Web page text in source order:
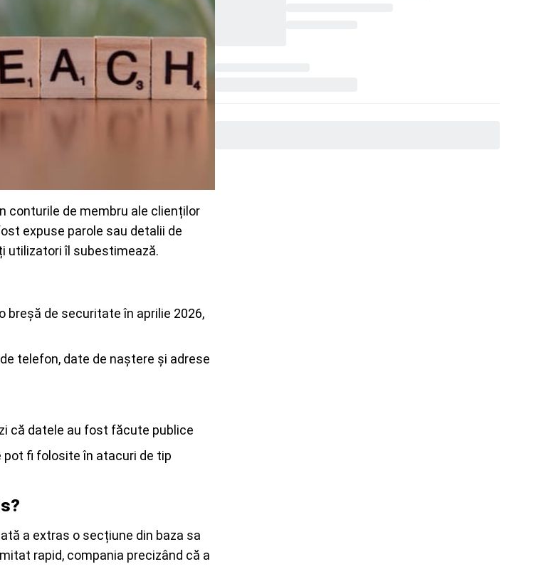
conturile de membru ale clienților
expuse parole sau detalii de
utilizatori îl subestimează.
breșă de securitate în aprilie 2026,
telefon, date de naștere și adrese
că datele au fost făcute publice
pot fi folosite în atacuri de tip
a extras o secțiune din baza sa
rapid, compania precizând că a